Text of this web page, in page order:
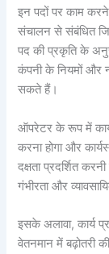
इन पदों पर काम
संचालन से संबंधित
पद की प्रकृति के
कंपनी के नियमों और
सकते हैं।
ऑपरेटर के रूप में
करना होगा और
दक्षता प्रदर्शित
गंभीरता और
इसके अलावा, कार्य
वेतनमान में बढ़ोतरी